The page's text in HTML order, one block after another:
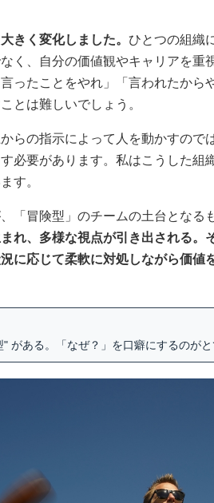
きく変化しました。 ひとつの組織
く、自分の価値観やキャリアを重
ったことをやれ」「言われたか
とは難しいでしょう。
らの指示によって人を動かすので
必要があります。私はこうした組
す。
「冒険型」のチームの土台となる
れ、多様な視点が引き出される。
に応じて柔軟に対処しながら価値
がある。「なぜ？」を口癖にするのがと